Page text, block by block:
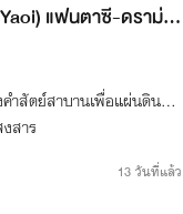
แฟนตาซี-ดราม่า-
าสนา
ำสัตย์สาบานเพื่อแผ่นดิน...
สาร
13 วันที่แล้ว